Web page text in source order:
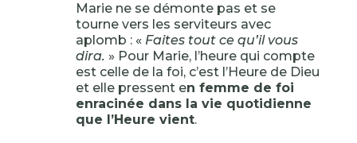
Marie ne se démonte pas et se
tourne vers les serviteurs avec
aplomb : « Faites tout ce qu’il vous
dira. » Pour Marie, l’heure qui compte
est celle de la foi, c’est l’Heure de Dieu
et elle pressent en femme de foi
enracinée dans la vie quotidienne
que l’Heure vient.